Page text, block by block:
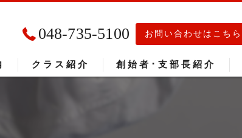
048-735-5100 お問い合わせはこちら
クラス紹介 創始者･支部長紹介